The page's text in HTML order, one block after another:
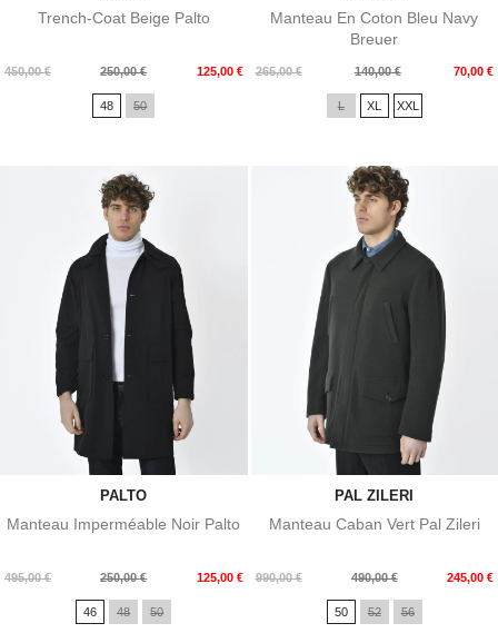
Trench-Coat Beige Palto
450,00 €
Prix
250,00 € 125,00 €
Prix
48 50
Manteau En Coton Bleu Navy
Breuer
265,00 €
Prix
140,00 € 70,00 €
Prix
L XL XXL
PALTO
Manteau Imperméable Noir Palto
495,00 €
Prix
250,00 € 125,00 €
Prix
46 48 50
PAL ZILERI
Manteau Caban Vert Pal Zileri
990,00 €
Prix
490,00 € 245,00 €
Prix
50 52 56